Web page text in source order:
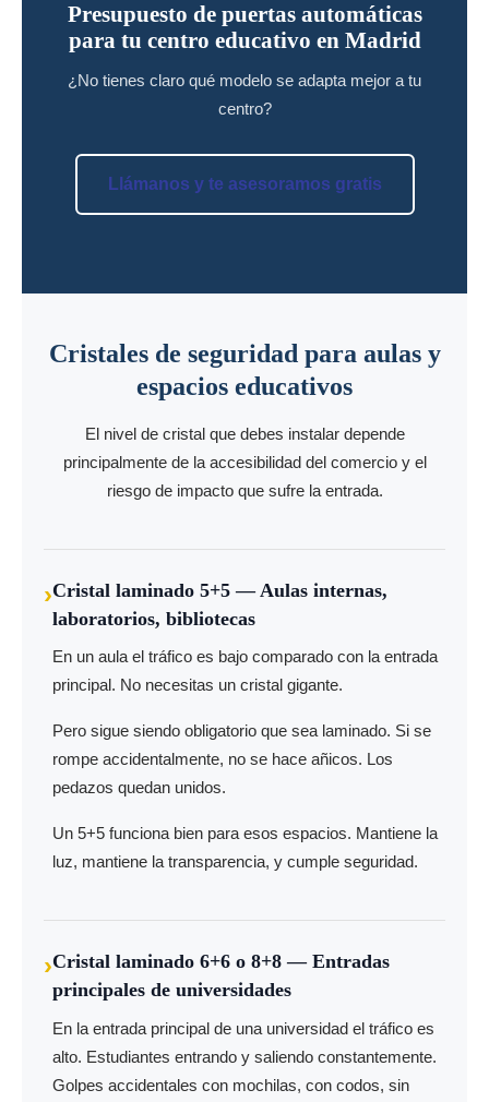
Presupuesto de puertas automáticas
para tu centro educativo en Madrid
¿No tienes claro qué modelo se adapta mejor a tu
centro?
Llámanos y te asesoramos gratis
Cristales de seguridad para aulas y
espacios educativos
El nivel de cristal que debes instalar depende
principalmente de la accesibilidad del comercio y el
riesgo de impacto que sufre la entrada.
›Cristal laminado 5+5 — Aulas internas,
laboratorios, bibliotecas
En un aula el tráfico es bajo comparado con la entrada
principal. No necesitas un cristal gigante.
Pero sigue siendo obligatorio que sea laminado. Si se
rompe accidentalmente, no se hace añicos. Los
pedazos quedan unidos.
Un 5+5 funciona bien para esos espacios. Mantiene la
luz, mantiene la transparencia, y cumple seguridad.
›Cristal laminado 6+6 o 8+8 — Entradas
principales de universidades
En la entrada principal de una universidad el tráfico es
alto. Estudiantes entrando y saliendo constantemente.
Golpes accidentales con mochilas, con codos, sin